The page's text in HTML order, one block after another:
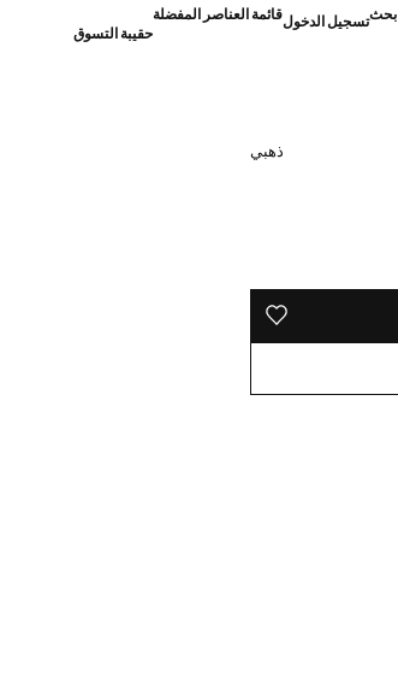
بحثتسجيل الدخولقائمة العناصر المفضلة
حقيبة التسوق
ذهبي
حفظه في قائمة منتجاتك المفضلة